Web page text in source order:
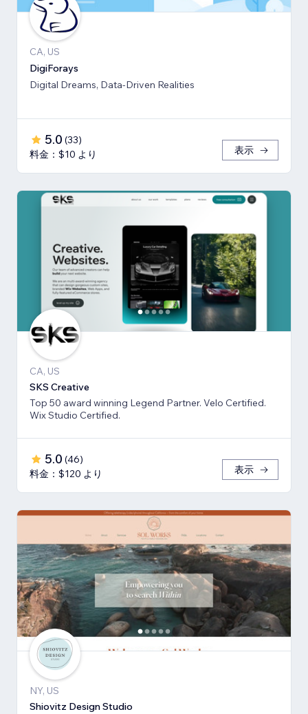
CA, US
DigiForays
Digital Dreams, Data-Driven Realities
5.0 (33)
料金：$10 より
表示
CA, US
SKS Creative
Top 50 award winning Legend Partner. Velo Certified.
Wix Studio Certified.
5.0 (46)
料金：$120 より
表示
NY, US
Shiovitz Design Studio